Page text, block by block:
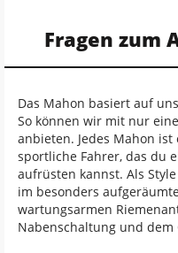
Fragen zum
Das Mahon basiert auf
So können wir mit nur
anbieten. Jedes Mahon
sportliche Fahrer, das du
aufrüsten kannst. Als
im besonders
wartungsarmen
Nabenschaltung und dem